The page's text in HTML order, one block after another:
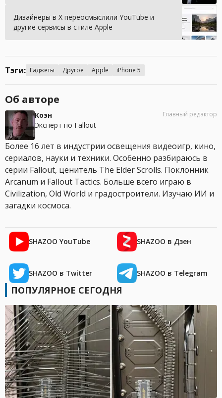
Дизайнеры в X переосмыслили YouTube и
другие сервисы в стиле Apple
Тэги: Гаджеты Другое Apple iPhone 5
Об авторе
Коэн
Эксперт по Fallout
Главный редактор
Более 16 лет в индустрии освещения видеоигр, кино,
сериалов, науки и техники. Особенно разбираюсь в
серии Fallout, ценитель The Elder Scrolls. Поклонник
Arcanum и Fallout Tactics. Больше всего играю в
Civilization, Old World и градостроители. Изучаю ИИ и
загадки космоса.
SHAZOO YouTube SHAZOO в Дзен
SHAZOO в Twitter SHAZOO в Telegram
ПОПУЛЯРНОЕ СЕГОДНЯ